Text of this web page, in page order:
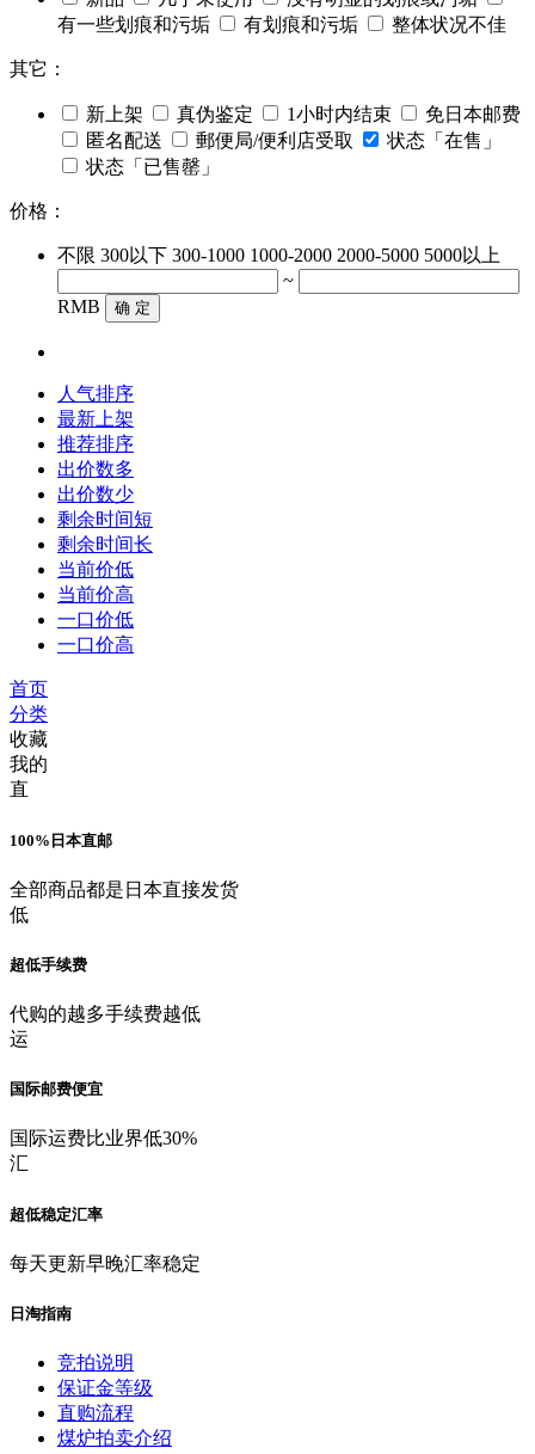
有一些划痕和污垢
有划痕和污垢 整体状况不佳
其它：
新上架 真伪鉴定 1小时内结束
免日本邮费
匿名配送
郵便局/便利店受取
状态「在售」
状态「已售罄」
价格：
不限 300以下 300-1000 1000-2000 2000-5000 5000以上
~
RMB
确 定
人气排序
最新上架
推荐排序
出价数多
出价数少
剩余时间短
剩余时间长
当前价低
当前价高
一口价低
一口价高
首页
分类
收藏
我的
直
100%日本直邮
全部商品都是日本直接发货
低
超低手续费
代购的越多手续费越低
运
国际邮费便宜
国际运费比业界低30%
汇
超低稳定汇率
每天更新早晚汇率稳定
日淘指南
竞拍说明
保证金等级
直购流程
煤炉拍卖介绍